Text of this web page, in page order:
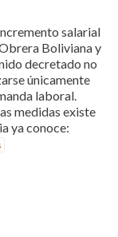
salarial
Boliviana y
decretado no
únicamente
laboral.
medidas existe
ya conoce: